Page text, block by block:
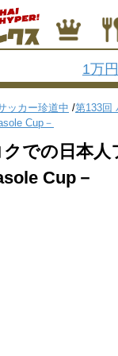
1万円
ッカー珍道中 /第133回
Cup－
での日本人
Cup－